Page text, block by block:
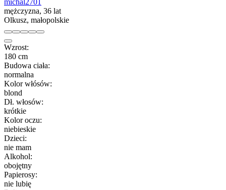
mężczyzna, 36 lat
Olkusz, małopolskie
Wzrost:
180 cm
Budowa ciała:
normalna
Kolor włósów:
blond
Dł. włosów:
krótkie
Kolor oczu:
niebieskie
Dzieci:
nie mam
Alkohol:
obojętny
Papierosy:
nie lubię